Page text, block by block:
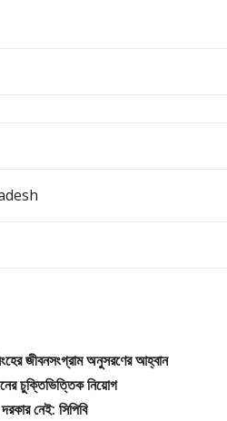
জীবনসংগ্রাম অনুসরণের আহ্বান
চুক্তিভিত্তিক নিয়োগ
নেই: সিপিবি